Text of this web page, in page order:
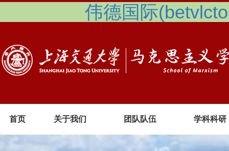
伟德国际
首页 关于我们 团队队伍 学科科研